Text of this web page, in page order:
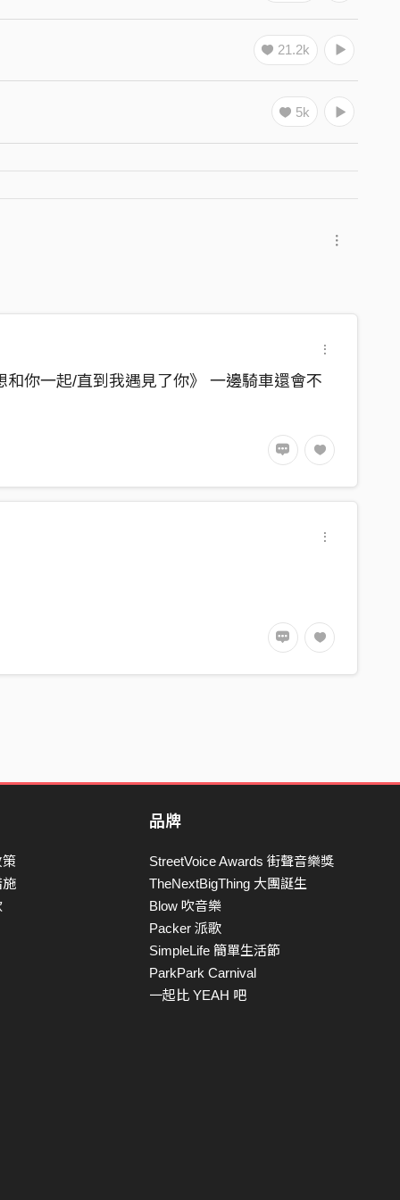
21.2k
5k
你一起/直到我遇見了你》 一邊騎車還會不
策
施
品牌
StreetVoice Awards 街聲音樂獎
TheNextBigThing 大團誕生
Blow 吹音樂
Packer 派歌
SimpleLife 簡單生活節
ParkPark Carnival
一起比 YEAH 吧